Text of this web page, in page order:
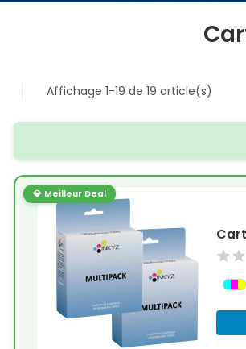
Affichage 1-19 de 19 article(s)
💎 Meilleur Deal